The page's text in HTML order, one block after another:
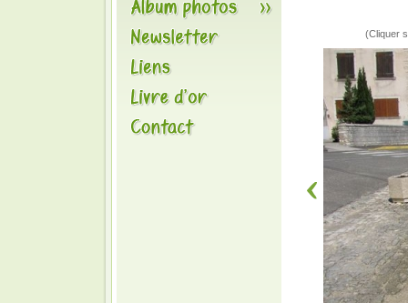
(Cliquer